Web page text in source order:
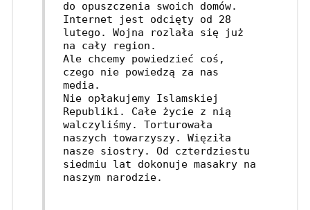
do opuszczenia swoich domów.
Internet jest odcięty od 28
lutego. Wojna rozlała się już
na cały region.
Ale chcemy powiedzieć coś,
czego nie powiedzą za nas
media.
Nie opłakujemy Islamskiej
Republiki. Całe życie z nią
walczyliśmy. Torturowała
naszych towarzyszy. Więziła
nasze siostry. Od czterdziestu
siedmiu lat dokonuje masakry na
naszym narodzie.